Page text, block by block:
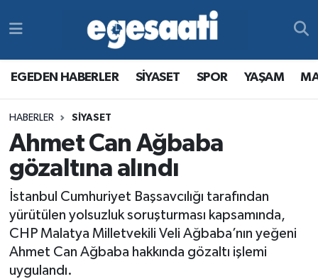
EGEDEN HABERLER SİYASET SPOR YAŞAM
HABERLER SİYASET
Ahmet Can Ağbaba
gözaltına alındı
İstanbul Cumhuriyet Başsavcılığı tarafından
yürütülen yolsuzluk soruşturması kapsamında,
CHP Malatya Milletvekili Veli Ağbaba’nın yeğeni
Ahmet Can Ağbaba hakkında gözaltı işlemi
uygulandı.
MAGAZİN
RESMİ REKLAMLAR
YAŞAM
MAGAZİN
RESMİ REKLAMLAR
Egemax TV
Tüm Manşetler
Son Dakika Haberleri
Haber Arşivi